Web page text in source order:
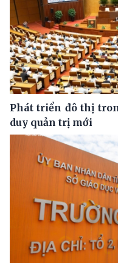
Phát triển đô thị
duy quản trị mới